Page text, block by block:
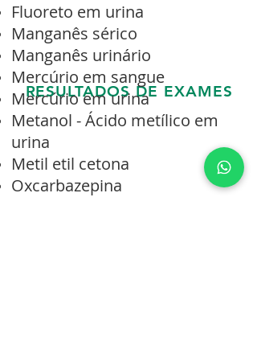
RESULTADOS DE EXAMES
Fluoreto em urina
Manganês sérico
Manganês urinário
Mercúrio em sangue
Mercúrio em urina
Metanol - Ácido metílico em
urina
Metil etil cetona
Oxcarbazepina